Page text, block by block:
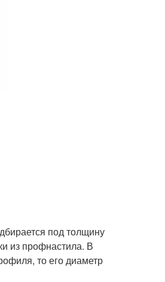
под толщину
из профнастила. В
то его диаметр